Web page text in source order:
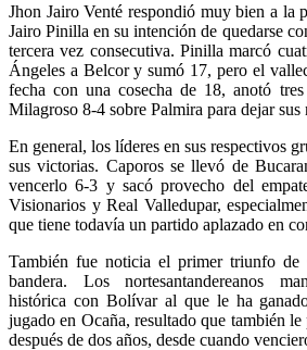
Jhon Jairo Venté respondió muy bien a la
Jairo Pinilla en su intención de quedarse
tercera vez consecutiva. Pinilla marcó
Ángeles a Belcor y sumó 17, pero el
fecha con una cosecha de 18, anotó
Milagroso 8-4 sobre Palmira para dejar sus
En general, los líderes en sus respectivos
sus victorias. Caporos se llevó de
vencerlo 6-3 y sacó provecho del
Visionarios y Real Valledupar,
que tiene todavía un partido aplazado en
También fue noticia el primer triunfo
bandera. Los nortesantandereanos
histórica con Bolívar al que le ha
jugado en Ocaña, resultado que también
después de dos años, desde cuando